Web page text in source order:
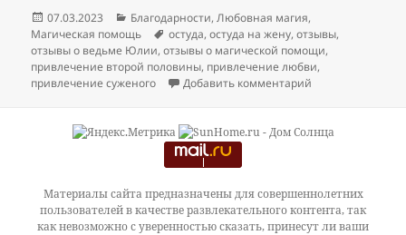
Опубликовано
07.03.2023 Рубрики
Благодарности,Любовная магия,
Магическая помощь
Метки
остуда,остуда на жену,отзывы,
отзывы о ведьме Юлии,отзывы о магической помощи,
привлечение второй половины, привлечение любви,
привлечение суженого
Добавить комментарий
Материалы сайта предназначены для совершеннолетних
пользователей в качестве развлекательного контента, так
как невозможно с уверенностью сказать, принесут ли ваши